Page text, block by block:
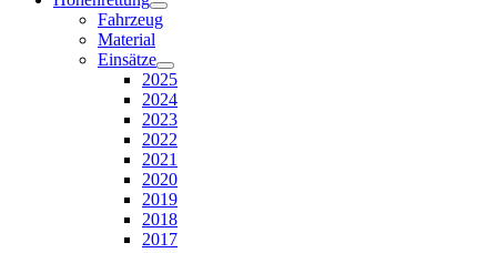
Fahrzeug
Material
Einsätze
2025
2024
2023
2022
2021
2020
2019
2018
2017